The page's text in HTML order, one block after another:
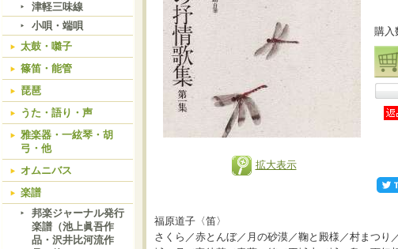
津軽三味線
小唄・端唄
太鼓・囃子
篠笛・能管
琵琶
うた・語り・声
雅楽器・一絃琴・胡
弓・他
オムニバス
楽譜
邦楽ジャーナル発行
楽譜（池上眞吾作
品・沢井比河流作
拡大表示
購入
福原道子〈笛〉
さくら／赤とんぼ／月の砂漠／鞠と殿様／村まつ